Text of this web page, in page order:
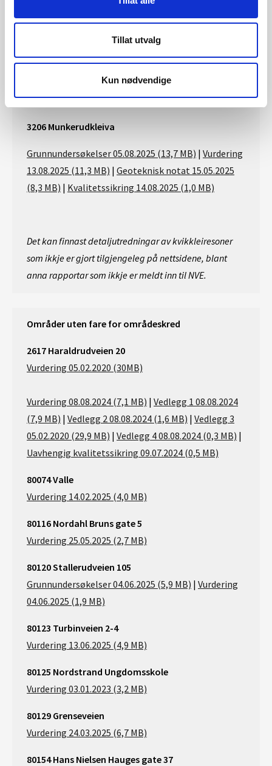
Tillat utvalg
Kun nødvendige
Grunnundersøkelser24.10.2024 (23,0 MB)|Vurdering
04.06.2025 (36,9 MB)|Kvalitetssikring 02.06.2025 (0,5
MB)
3206 Munkerudkleiva
Grunnundersøkelser 05.08.2025 (13,7 MB) | Vurdering
13.08.2025 (11,3 MB) | Geoteknisk notat 15.05.2025
(8,3 MB) | Kvalitetssikring 14.08.2025 (1,0 MB)
Det kan finnast detaljutredningar av kvikkleiresoner
som ikkje er gjort tilgjengeleg på nettsidene, blant
anna rapportar som ikkje er meldt inn til NVE.
Områder uten fare for områdeskred
2617 Haraldrudveien 20
Vurdering 05.02.2020 (30MB)
Vurdering 08.08.2024 (7,1 MB) | Vedlegg 1 08.08.2024
(7,9 MB) | Vedlegg 2 08.08.2024 (1,6 MB) | Vedlegg 3
05.02.2020 (29,9 MB) | Vedlegg 4 08.08.2024 (0,3 MB) |
Uavhengig kvalitetssikring 09.07.2024 (0,5 MB)
80074 Valle
Vurdering 14.02.2025 (4,0 MB)
80116 Nordahl Bruns gate 5
Vurdering 25.05.2025 (2,7 MB)
80120 Stallerudveien 105
Grunnundersøkelser 04.06.2025 (5,9 MB) | Vurdering
04.06.2025 (1,9 MB)
80123 Turbinveien 2-4
Vurdering 13.06.2025 (4,9 MB)
80125 Nordstrand Ungdomsskole
Vurdering 03.01.2023 (3,2 MB)
80129 Grenseveien
Vurdering 24.03.2025 (6,7 MB)
80154 Hans Nielsen Hauges gate 37